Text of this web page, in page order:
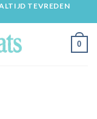
TEVREDEN
0